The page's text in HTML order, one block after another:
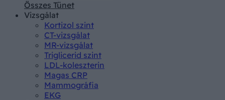
Összes Tünet
Vizsgálat
Kortizol szint
CT-vizsgálat
MR-vizsgálat
Triglicerid szint
LDL-koleszterin
Magas CRP
Mammográfia
EKG